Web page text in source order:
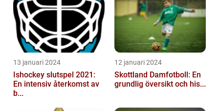
13 januari 2024
Ishockey slutspel 2021:
En intensiv återkomst av
b...
12 januari 2024
Skottland Damfotboll: En
grundlig översikt och his...